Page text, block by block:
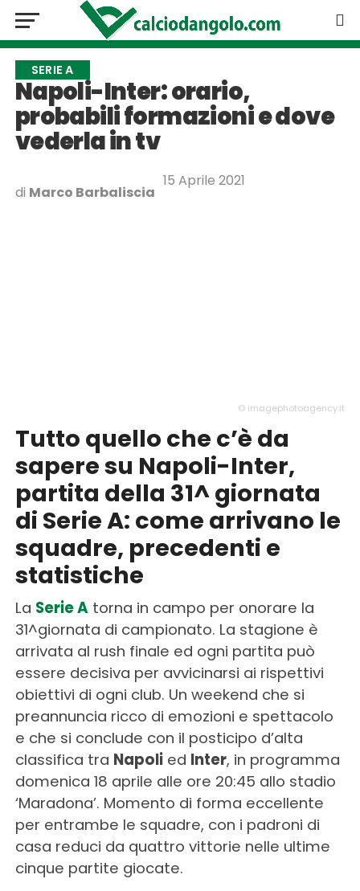
SERIE A
Napoli-Inter: orario,
probabili formazioni e dove
vederla in tv
di Marco Barbaliscia
15 Aprile 2021
© imagephotoagency.it
Tutto quello che c’è da
sapere su Napoli-Inter,
partita della 31^ giornata
di Serie A: come arrivano le
squadre, precedenti e
statistiche
La Serie Atorna in campo per onorare la
31^giornata di campionato. La stagione è
arrivata al rush finale ed ogni partita può
essere decisiva per avvicinarsi ai rispettivi
obiettivi di ogni club. Un weekend che si
preannuncia ricco di emozioni e spettacolo
e che si conclude con il posticipo d’alta
classifica tra Napolied Inter, in programma
domenica 18 aprile alle ore 20:45 allo stadio
‘Maradona’. Momento di forma eccellente
per entrambe le squadre, con i padroni di
casa reduci da quattro vittorie nelle ultime
cinque partite giocate.